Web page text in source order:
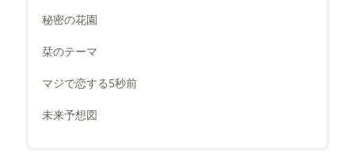
秘密の花園
栞のテーマ
マジで恋する5秒前
未来予想図